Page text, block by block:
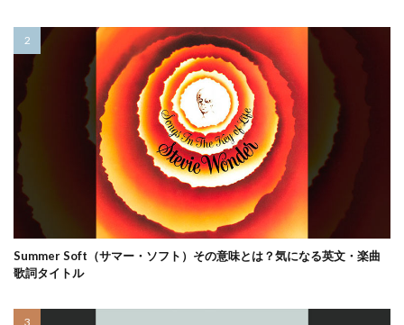
Summer Soft（サマー・ソフト）その意味とは？気になる英文・楽曲
歌詞タイトル